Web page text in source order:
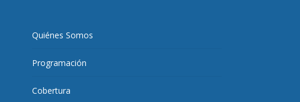
Quiénes Somos
Programación
Cobertura